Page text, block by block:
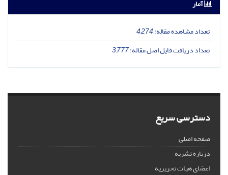
آمار
تعداد مشاهده مقاله:4,274
تعداد دریافت فایل اصل مقاله:3,777
دسترسی سریع
صفحه اصلی
درباره نشریه
اعضای هیات تحریریه